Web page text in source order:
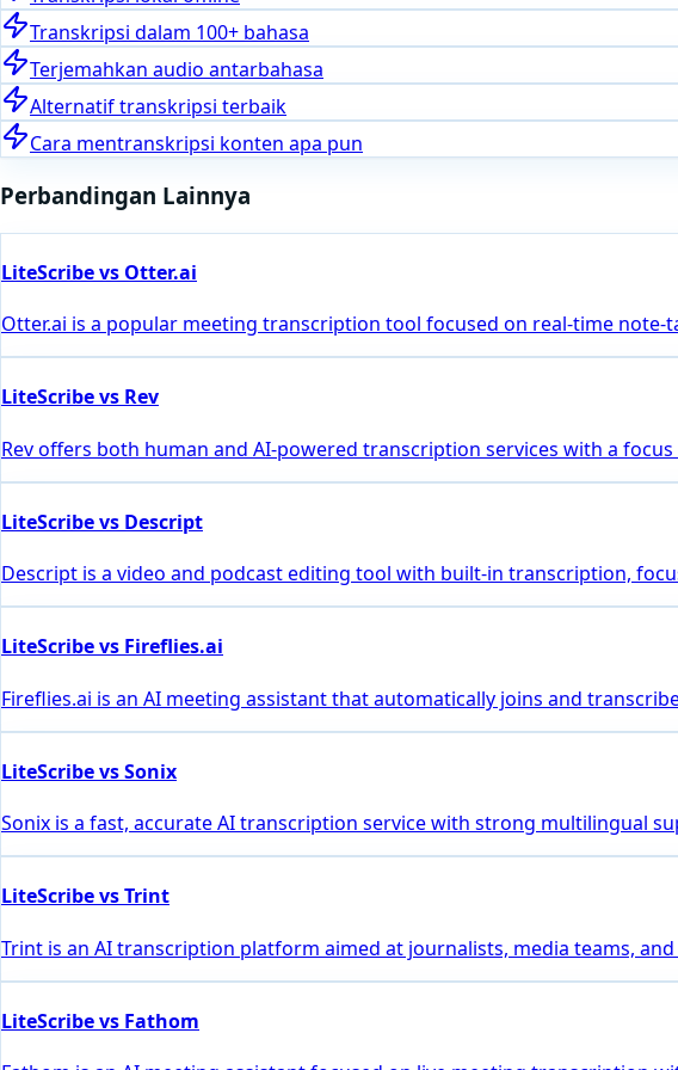
Transkripsi dalam 100+ bahasa
Terjemahkan audio antarbahasa
Alternatif transkripsi terbaik
Cara mentranskripsi konten apa pun
Perbandingan Lainnya
LiteScribe vs Otter.ai
Otter.ai is a popular meeting transcription tool focused on real-time note-
LiteScribe vs Rev
Rev offers both human and AI-powered transcription services with a
LiteScribe vs Descript
Descript is a video and podcast editing tool with built-in transcription,
LiteScribe vs Fireflies.ai
Fireflies.ai is an AI meeting assistant that automatically joins and
LiteScribe vs Sonix
Sonix is a fast, accurate AI transcription service with strong multilingual
LiteScribe vs Trint
Trint is an AI transcription platform aimed at journalists, media teams,
LiteScribe vs Fathom